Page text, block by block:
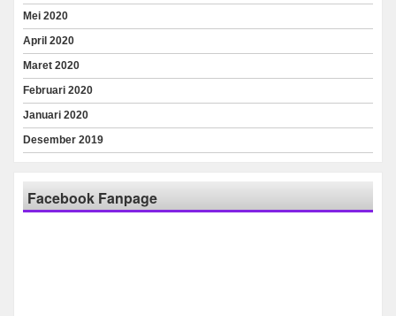
Mei 2020
April 2020
Maret 2020
Februari 2020
Januari 2020
Desember 2019
Facebook Fanpage